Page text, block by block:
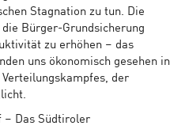
Stagnation zu tun. Die
Bürger-Grundsicherung
zu erhöhen – das
uns ökonomisch gesehen in
der
– Das Südtiroler